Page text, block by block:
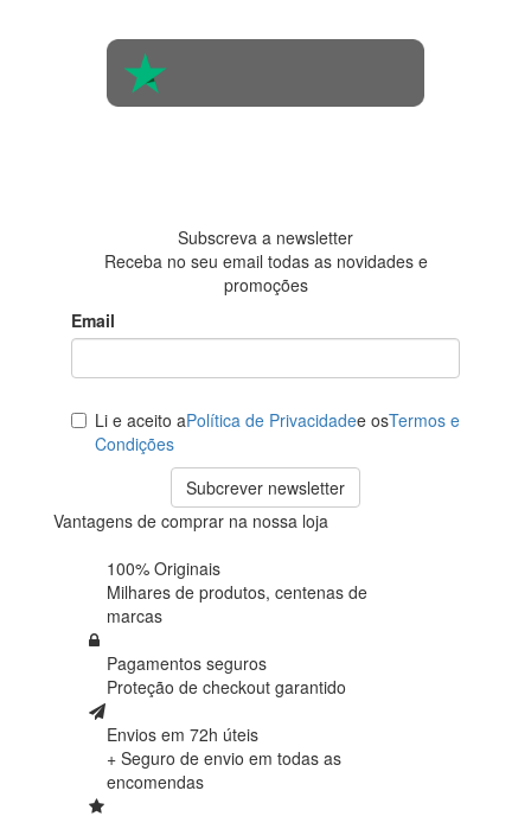
Subscreva a newsletter
Receba no seu email todas as novidades e
promoções
Email
Li e aceito aPolítica de Privacidadee osTermos e
Condições
Subcrever newsletter
Vantagens de comprar na nossa loja
100% Originais
Milhares de produtos, centenas de
marcas
Pagamentos seguros
Proteção de checkout garantido
Envios em 72h úteis
+ Seguro de envio em todas as
encomendas